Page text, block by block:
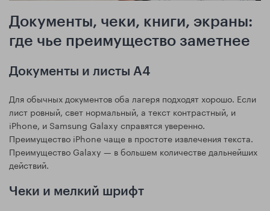
Документы, чеки, книги, экраны:
где чье преимущество заметнее
Документы и листы A4
Для обычных документов оба лагеря подходят хорошо. Если
лист ровный, свет нормальный, а текст контрастный, и
iPhone, и Samsung Galaxy справятся уверенно.
Преимущество iPhone чаще в простоте извлечения текста.
Преимущество Galaxy — в большем количестве дальнейших
действий.
Чеки и мелкий шрифт